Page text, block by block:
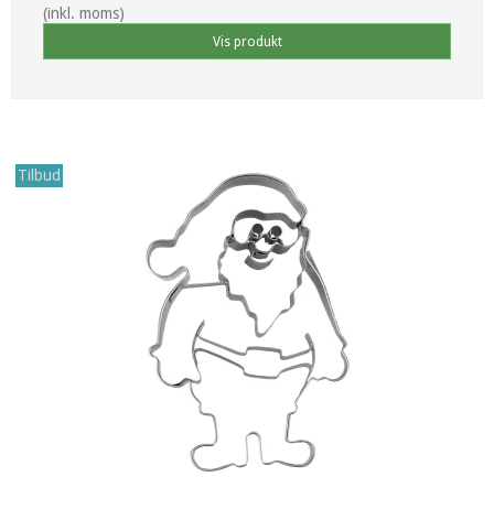
(inkl. moms)
Vis produkt
Tilbud